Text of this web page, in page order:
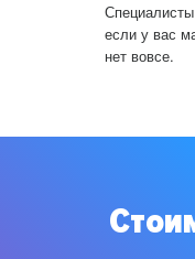
если у вас
нет вовсе.